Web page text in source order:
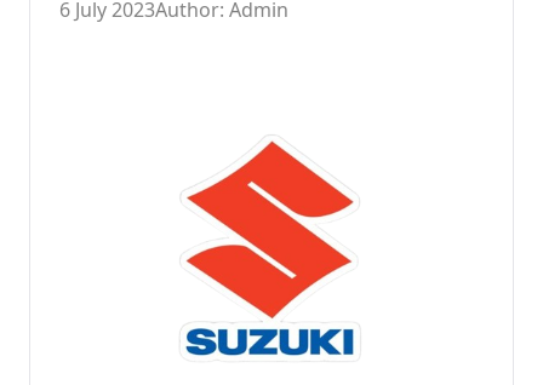
6 July 2023Author: Admin